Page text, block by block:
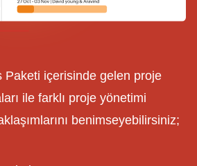
Paketi içerisinde gelen proje
ile farklı proje yönetimi
benimseyebilirsiniz;